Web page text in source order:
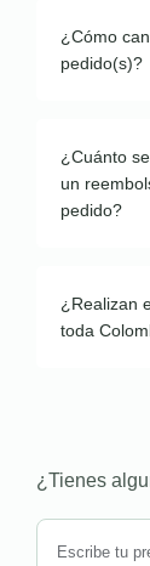
¿Cómo
pedido(s)?
¿Cuánto
un
pedido?
¿Realizan
toda
¿Tienes